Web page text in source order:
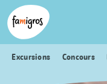
Signets
de
navigation
Header
Logo
Excursions Concours